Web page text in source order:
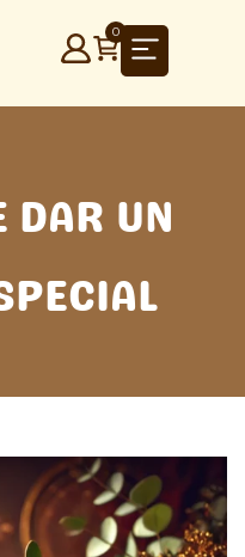
0
DAR UN